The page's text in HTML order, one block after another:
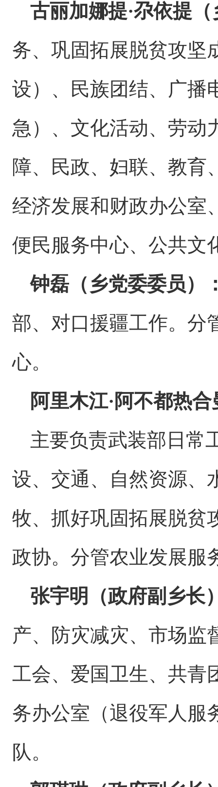
古丽加娜提·尕依提
务、巩固拓展脱贫攻坚
设）、民族团结、广播
急）、文化活动、劳动
障、民政、妇联、教育
经济发展和财政办公室
便民服务中心、公共文
钟磊（乡党委委员）
部、对口援疆工作。分
心。
阿里木江·阿不都热
主要负责武装部日常
设、交通、自然资源、
牧、抓好巩固拓展脱贫
政协。分管农业发展服
张宇明（政府副乡长
产、防灾减灾、市场监
工会、爱国卫生、共青
务办公室（退役军人服
队。